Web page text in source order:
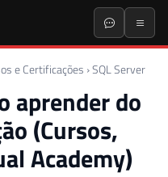
e Certificações ›SQL Server
aprender do
(Cursos,
Academy)